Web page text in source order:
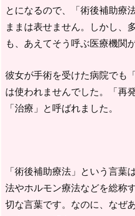
とになるので、「術後補助療
ままは表せません。しかし、
も、あえてそう呼ぶ医療機関
彼女が手術を受けた病院でも
は使われませんでした。「再
「治療」と呼ばれました。
「術後補助療法」という言葉
法やホルモン療法などを総称
切な言葉です。なのに、なぜ